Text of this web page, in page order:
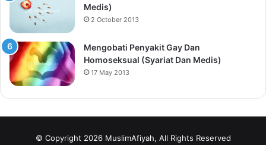
Medis)
2 October 2013
Mengobati Penyakit Gay Dan
Homoseksual (Syariat Dan Medis)
17 May 2013
© Copyright 2026 MuslimAfiyah, All Rights Reserved